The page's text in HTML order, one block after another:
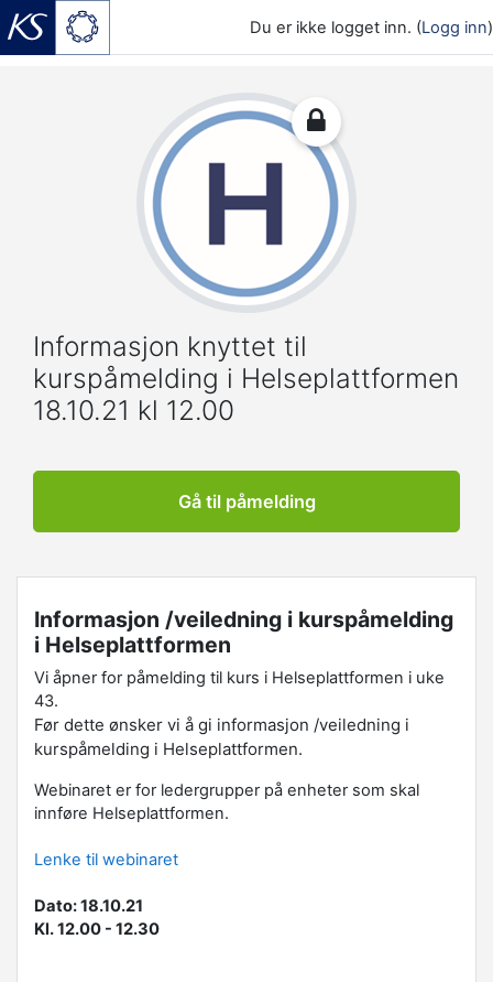
Du er ikke logget inn. (Logg inn)
Informasjon knyttet til
kurspåmelding i Helseplattformen
18.10.21 kl 12.00
Gå til påmelding
Informasjon /veiledning i kurspåmelding
i Helseplattformen
Vi åpner for påmelding til kurs i Helseplattformen i uke
43.
Før dette ønsker vi å gi informasjon /veiledning i
kurspåmelding i Helseplattformen.
Webinaret er for ledergrupper på enheter som skal
innføre Helseplattformen.
Lenke til webinaret
Dato: 18.10.21
Kl. 12.00 - 12.30